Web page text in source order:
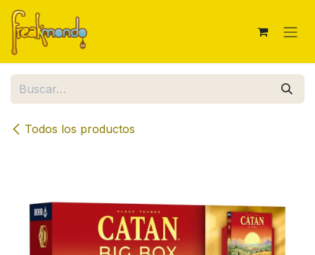
Ir al contenido
Todos los productos